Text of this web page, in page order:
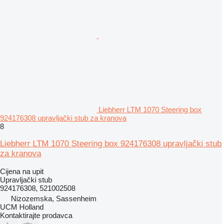
Liebherr LTM 1070 Steering box
924176308 upravljački stub za kranova
8
Liebherr LTM 1070 Steering box 924176308 upravljački stub
za kranova
Cijena na upit
Upravljački stub
924176308, 521002508
Nizozemska, Sassenheim
UCM Holland
Kontaktirajte prodavca